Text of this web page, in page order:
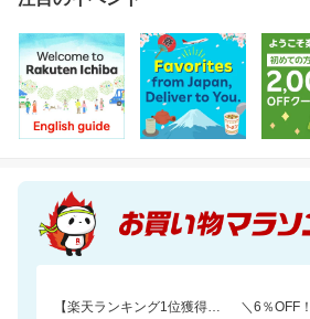
【楽天ランキング1位獲得！】靴下に貼れるお名前シール大容量66個 選べる3色セット